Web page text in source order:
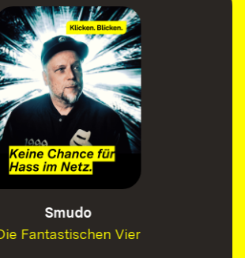
Smudo
Fantastischen Vier